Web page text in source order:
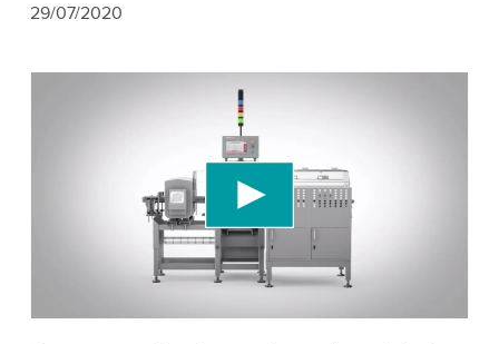
29/07/2020
Precisamos do seu consentimento para
carregar o serviço de vídeo do YouTube!
Utilizamos um serviço de terceiros para incorporar
conteúdo de vídeo que pode coletar dados sobre
sua atividade. Por favor, reveja os detalhes e
aceite o serviço para assistir a este vídeo.